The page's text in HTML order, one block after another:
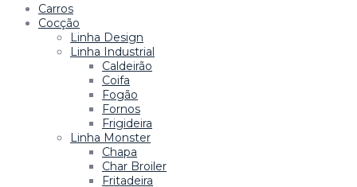
Carros
Cocção
Linha Design
Linha Industrial
Caldeirão
Coifa
Fogão
Fornos
Frigideira
Linha Monster
Chapa
Char Broiler
Fritadeira